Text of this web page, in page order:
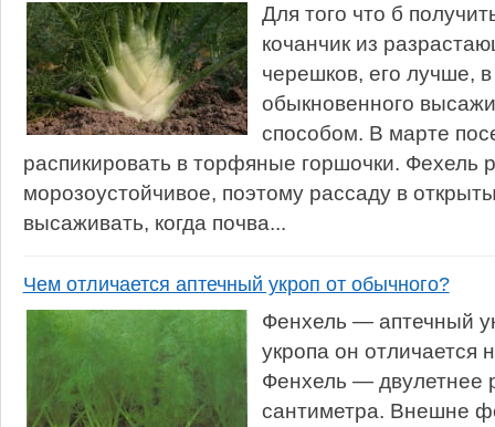
Для того что б
кочанчик из
черешков, его лучше,
обыкновенного
способом. В марте
распикировать в торфяные горшочки. Фехель
морозоустойчивое, поэтому рассаду в
высаживать, когда почва...
Чем отличается аптечный укроп от обычного?
Фенхель — аптечный
укропа он
Фенхель — двулетнее
сантиметра. Внешне